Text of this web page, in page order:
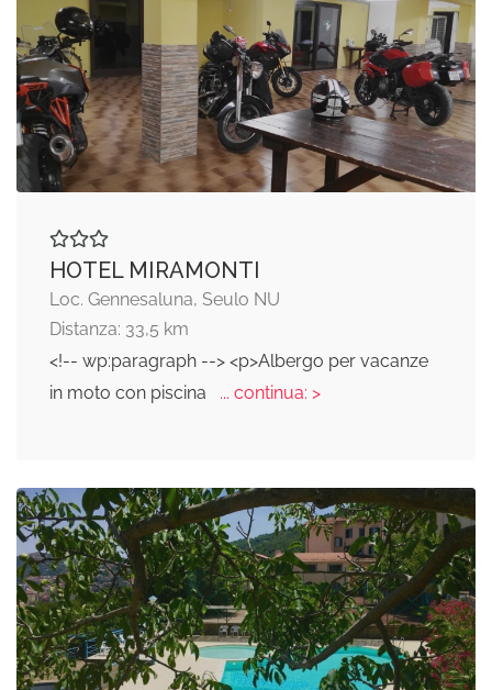
HOTEL MIRAMONTI
Loc. Gennesaluna, Seulo NU
Distanza: 33,5 km
<!-- wp:paragraph --> <p>Albergo per vacanze
in moto con piscina
... continua: >